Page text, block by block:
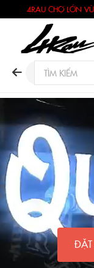
4RAU CHỢ LỚN
ĐẶT